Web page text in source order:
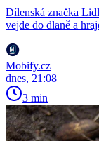
Dílenská značka
vejde do dlaně a
Mobify.cz
dnes, 21:08
3 min